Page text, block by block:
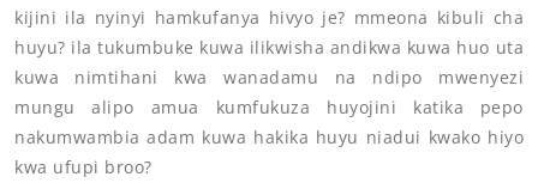
kijini ila nyinyi hamkufanya hivyo je? mmeona kibuli cha
huyu? ila tukumbuke kuwa ilikwisha andikwa kuwa huo uta
kuwa nimtihani kwa wanadamu na ndipo mwenyezi
mungu alipo amua kumfukuza huyojini katika pepo
nakumwambia adam kuwa hakika huyu niadui kwako hiyo
kwa ufupi broo?